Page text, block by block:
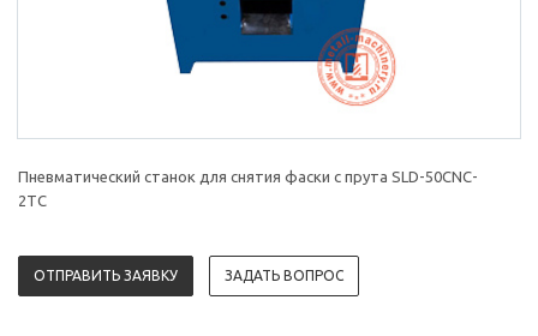
Пневматический станок для снятия фаски с прута SLD-50CNC-
2TC
ОТПРАВИТЬ ЗАЯВКУ ЗАДАТЬ ВОПРОС